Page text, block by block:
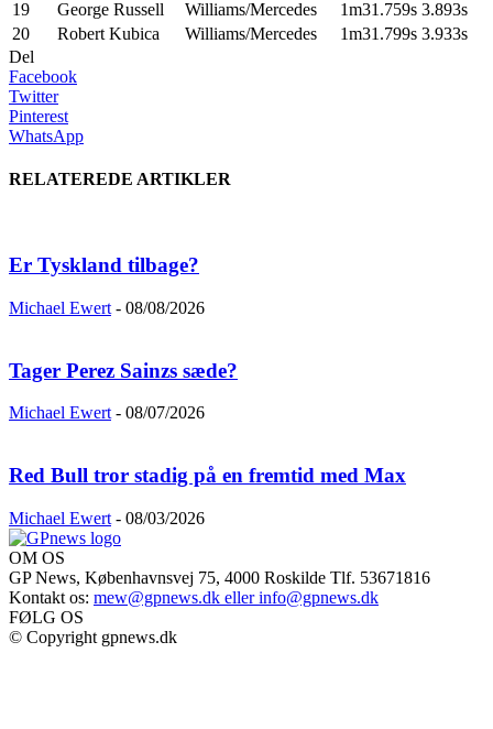
19 George Russell Williams/Mercedes 1m31.759s 3.893s
20
Robert Kubica Williams/Mercedes 1m31.799s 3.933s
Del
Facebook
Twitter
Pinterest
WhatsApp
RELATEREDE ARTIKLER
Er Tyskland tilbage?
Michael Ewert - 08/08/2026
Tager Perez Sainzs sæde?
Michael Ewert - 08/07/2026
Red Bull tror stadig på en fremtid med Max
Michael Ewert - 08/03/2026
OM OS
GP News, Københavnsvej 75, 4000 Roskilde Tlf. 53671816
Kontakt os: mew@gpnews.dk eller info@gpnews.dk
FØLG OS
© Copyright gpnews.dk